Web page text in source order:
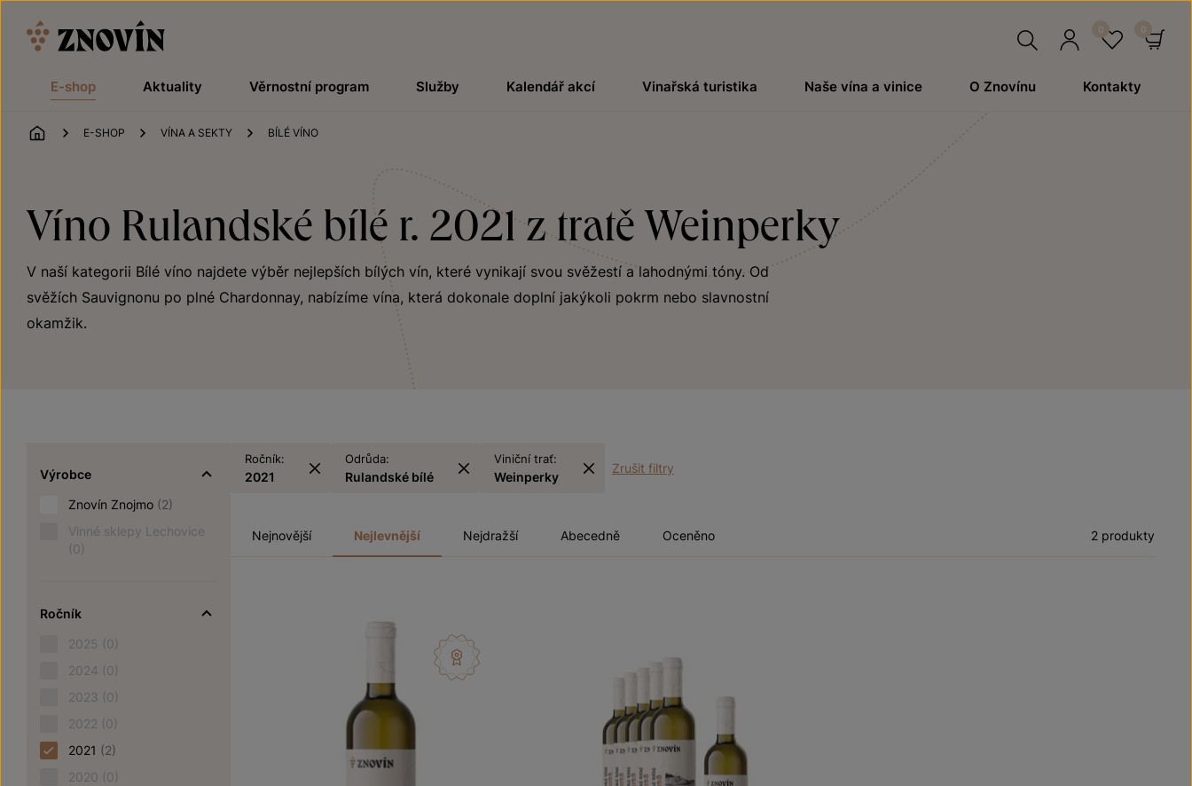
E-shop Aktuality Věrnostní program Služby Kalendář akcí Vinařská turistika Naše vína a vinice O Znovínu Kontakty
ÚVOD
E-SHOP VÍNA A SEKTY BÍLÉ VÍNO
Víno Rulandské bílé r. 2021 z tratě Weinperky
V naší kategorii Bílé víno najdete výběr nejlepších bílých vín, které vynikají svou svěžestí a lahodnými tóny. Od
svěžích Sauvignonu po plné Chardonnay, nabízíme vína, která dokonale doplní jakýkoli pokrm nebo slavnostní
okamžik.
Výrobce
Znovín Znojmo (2)
Vinné sklepy Lechovice
(0)
Ročník
2025 (0)
2024 (0)
2023 (0)
2022 (0)
2021 (2)
2020 (0)
Ročník:
2021
Odrůda:
Rulandské bílé
Viniční trať:
Weinperky
Zrušit filtry
Nejnovější Nejlevnější Nejdražší Abecedně Oceněno 2 produkty